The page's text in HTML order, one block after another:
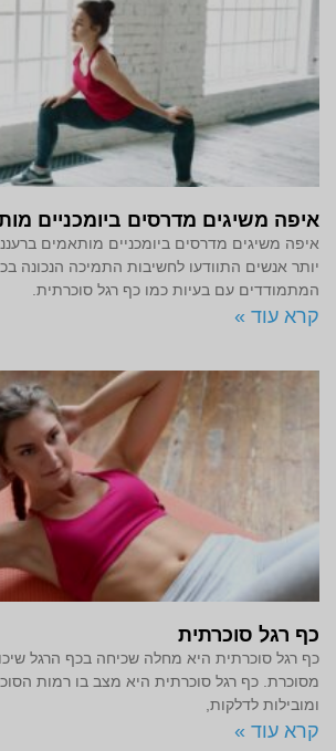
איפה משיגים מדרסים ביומכניים
איפה משיגים מדרסים ביומכניים מותאמים
יותר אנשים התוודעו לחשיבות התמיכה הנכונה
המתמודדים עם בעיות כמו כף רגל סוכרתית.
קרא עוד »
כף רגל סוכרתית
כף רגל סוכרתית היא מחלה שכיחה בכף הרגל
מסוכרת. כף רגל סוכרתית היא מצב בו רמות
ומובילות לדלקות,
קרא עוד »